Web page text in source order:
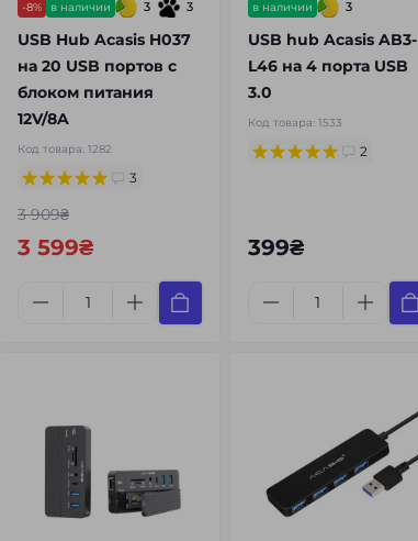
-8% в наличии 3 3
USB Hub Acasis H037
на 20 USB портов с
блоком питания
12V/8A
Код товара: 1282
3
3 909₴
3 599₴
в наличии 3
USB hub Acasis AB3-
L46 на 4 порта USB
3.0
Код товара: 1533
2
399₴